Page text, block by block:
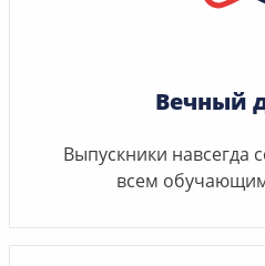
Вечный
Выпускники навсегда
всем